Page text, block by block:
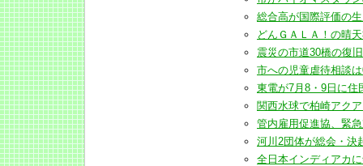
総合高が国際評価の
どんＧＡＬＡ！の晴
震災の市道30橋の復
市への児童虐待相談
東電が7月8・9日に住
関西水球で柏崎アク
管内雇用促進協、緊
河川2団体が総会・決
全日本インディアカ